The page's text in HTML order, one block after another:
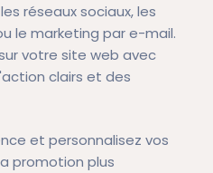
réseaux sociaux, les
le marketing par e-mail.
votre site web avec
clairs et des
et personnalisez vos
promotion plus